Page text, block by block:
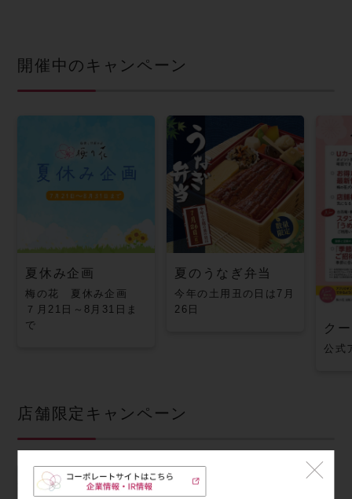
開催中のキャンペーン
夏休み企画
梅の花 夏休み企画
７月21日～8月31日ま
で
夏のうなぎ弁当
今年の土用丑の日は7月
26日
ク
公式
店舗限定キャンペーン